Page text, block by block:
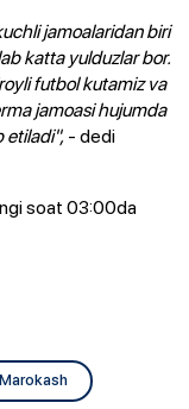
jamoalaridan biri
katta yulduzlar bor.
futbol kutamiz va
jamoasi hujumda
etiladi",- dedi
soat 03:00da
Marokash